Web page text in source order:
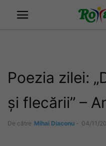
Poezia zilei:
și flecării” –
De către Mihai Diaconu - 04/11/